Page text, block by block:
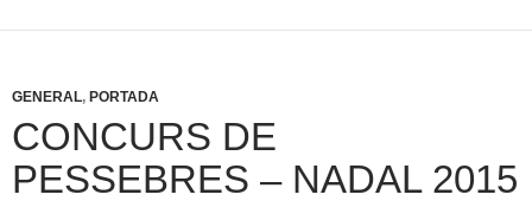
GENERAL, PORTADA
CONCURS DE
PESSEBRES – NADAL 2015